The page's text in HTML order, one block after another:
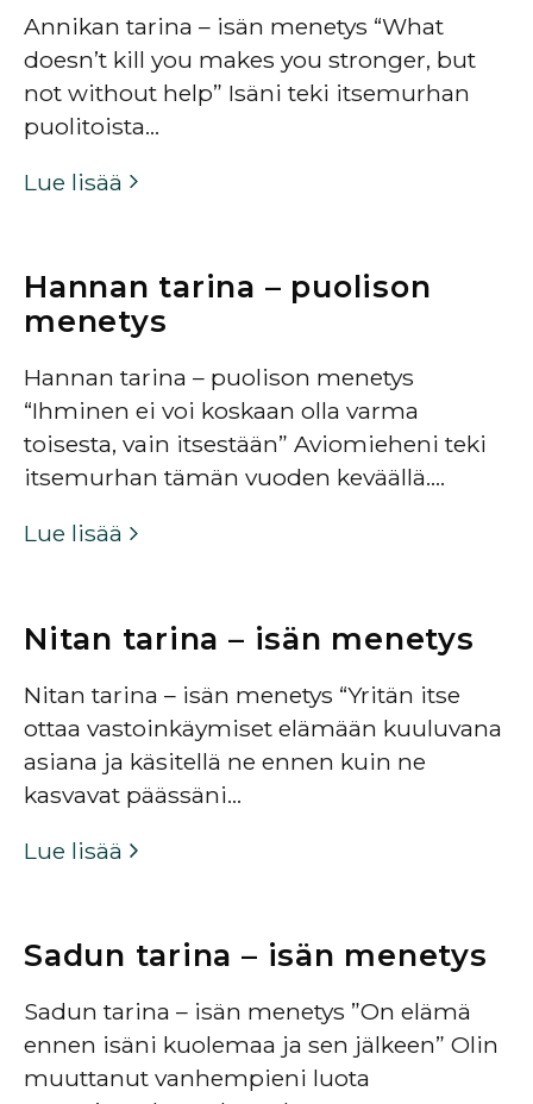
Annikan tarina – isän menetys “What
doesn’t kill you makes you stronger, but
not without help” Isäni teki itsemurhan
puolitoista…
Lue lisää
Hannan tarina – puolison
menetys
Hannan tarina – puolison menetys
“Ihminen ei voi koskaan olla varma
toisesta, vain itsestään” Aviomieheni teki
itsemurhan tämän vuoden keväällä….
Lue lisää
Nitan tarina – isän menetys
Nitan tarina – isän menetys “Yritän itse
ottaa vastoinkäymiset elämään kuuluvana
asiana ja käsitellä ne ennen kuin ne
kasvavat päässäni…
Lue lisää
Sadun tarina – isän menetys
Sadun tarina – isän menetys ”On elämä
ennen isäni kuolemaa ja sen jälkeen” Olin
muuttanut vanhempieni luota